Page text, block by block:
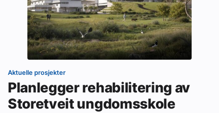
Aktuelle prosjekter
Planlegger rehabilitering av
Storetveit ungdomsskole